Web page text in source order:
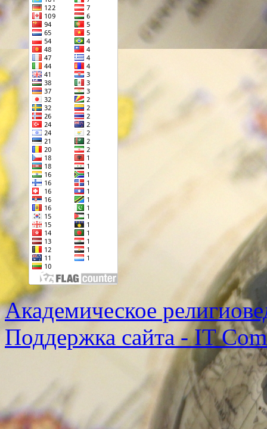
Академическое
Поддержка сайта - IT